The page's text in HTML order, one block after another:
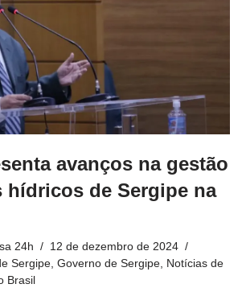
avanços na gestão
hídricos de Sergipe na
24h
12 de dezembro de 2024
Sergipe, Governo de Sergipe, Notícias de
Brasil